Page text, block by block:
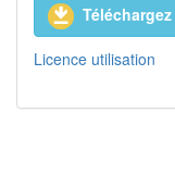
Licence utilisation